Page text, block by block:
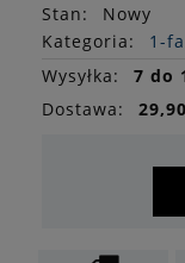
Stan:
Nowy
Kategoria:
1-
Wysyłka:
7 do
Dostawa: